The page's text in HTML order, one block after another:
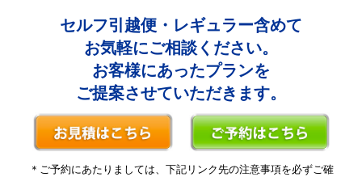
セルフ引越便・レギュラー含めて
お気軽にご相談ください。
お客様にあったプランを
ご提案させていただきます。
＊ご予約にあたりましては、下記リンク先の注意事項を必ずご確